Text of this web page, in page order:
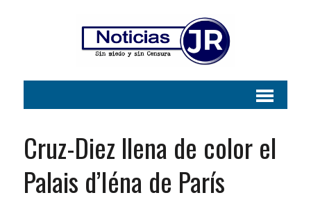
Cruz-Diez llena de color el
Palais d’Iéna de París